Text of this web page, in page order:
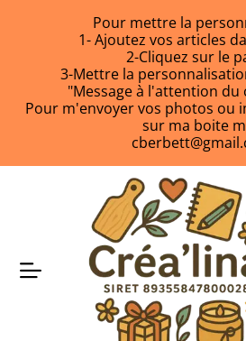
Pour mettre la
1- Ajoutez vos articles
2-Cliquez sur le
3-Mettre la
"Message à l'attention
Pour m'envoyer vos photos ou
sur ma boite